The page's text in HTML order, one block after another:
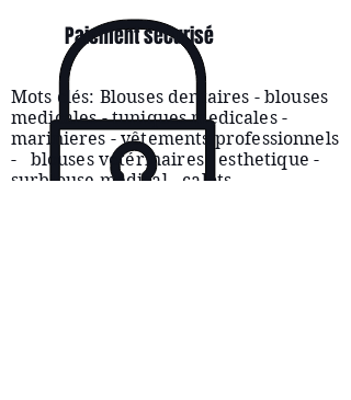
Paiement sécurisé
Mots clés: Blouses dentaires - blouses
medicales - tuniques medicales -
marinieres -vêtements professionnels
- blouses vétérinaires - esthetique -
surblouse medical - calots